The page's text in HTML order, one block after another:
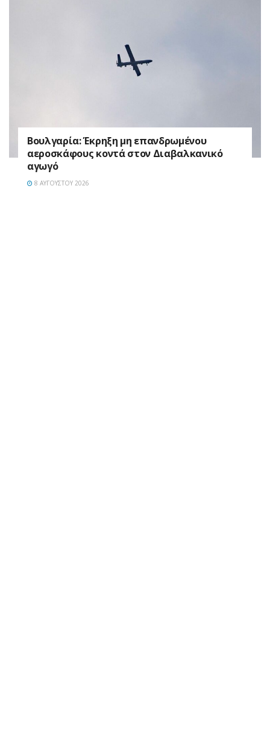
Βουλγαρία: Έκρηξη μη επανδρωμένου
αεροσκάφους κοντά στον Διαβαλκανικό
αγωγό
8 ΑΥΓΟΎΣΤΟΥ 2026